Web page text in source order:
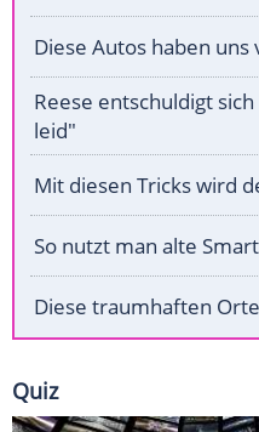
Diese Autos haben uns
Reese entschuldigt
leid"
Mit diesen Tricks wird
So nutzt man alte
Diese traumhaften
Quiz